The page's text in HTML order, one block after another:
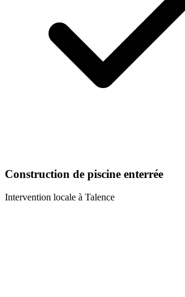
Construction de piscine enterrée
Intervention locale à Talence